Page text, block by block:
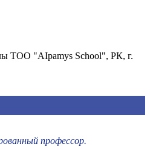
ТОО "AIpamys School", РК, г.
профессор.